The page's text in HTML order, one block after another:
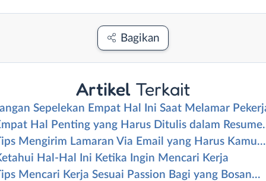
Bagikan
Artikel Terkait
Sepelekan Empat Hal Ini Saat Melamar
Hal Penting yang Harus Ditulis dalam
Mengirim Lamaran Via Email yang Harus Kamu…
Hal-Hal Ini Ketika Ingin Mencari Kerja
Mencari Kerja Sesuai Passion Bagi yang Bosan…